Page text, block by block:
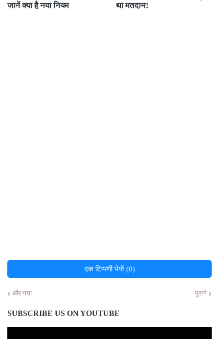
जानें क्या है नया नियम
था मतदान!
एक टिप्पणी भेजें (0)
और नया पुराने
SUBSCRIBE US ON YOUTUBE